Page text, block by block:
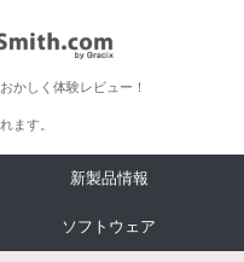
かしく体験レビュー！
ます。
新製品情報
ソフトウェア